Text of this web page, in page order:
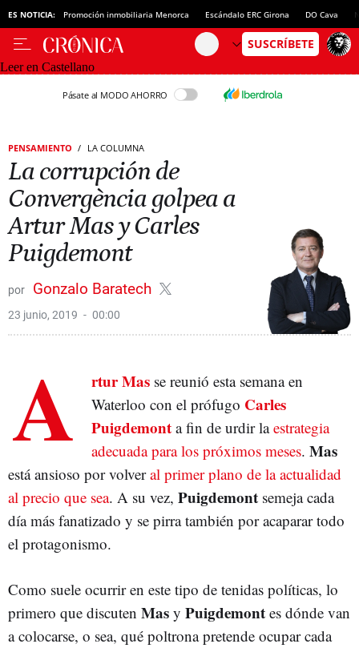
ES NOTICIA: Promoción inmobiliaria Menorca Escándalo ERC Girona DO Cava
Leer en Castellano
Pásate al MODO AHORRO
PENSAMIENTO LA COLUMNA
La corrupción de
Convergència golpea a
Artur Mas y Carles
Puigdemont
Gonzalo Baratech
23 junio, 2019 00:00
A rtur Mas se reunió esta semana en
Waterloo con el prófugo Carles
Puigdemont a fin de urdir laestrategia
adecuada para los próximos meses. Mas
está ansioso por volveral primer plano de la actualidad
al precio que sea. A su vez, Puigdemont semeja cada
día más fanatizado y se pirra también por acaparar todo
el protagonismo.
Como suele ocurrir en este tipo de tenidas políticas, lo
primero que discuten Mas y Puigdemont es dónde van
a colocarse, o sea, qué poltrona pretende ocupar cada